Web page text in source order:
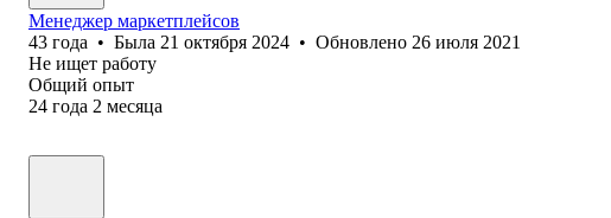
Менеджер маркетплейсов
43 года • Была 21 октября 2024 • Обновлено 26 июля 2021
Не ищет работу
Общий опыт
24 года 2 месяца